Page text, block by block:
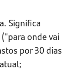
Significa
onde vai
por 30 dias